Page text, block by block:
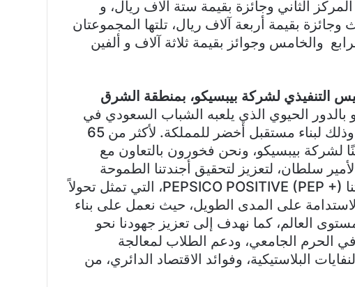
الثاني وجائزة بقيمة ستة آلاف ريال، و
وجائزة بقيمة أربعة آلاف ريال، تلتها المجموعتان
والخامس وجوائز بقيمة ثلاثة آلاف و ألفين
التنفيذي لشركة بيبسيكو، بمنطقة الشرق
بالدور الحيوي الذي يلعبه الشباب السعودي في
تنفيذ أهداف رؤية المملكة 2030، وذلك لبناء مستقبل أخضر للمملكة. لأكثر من 65
لشركة بيبسيكو، ونحن فخورون بالتعاون مع
سلطان، لتعزيز لتحقيق أجندتنا الطموحة
للاستدامة، وذلك انطلاقاً من مبادرتنا PEPSICO POSITIVE (PEP +)، التي تمثل تحولاً
الاستدامة على المدى الطويل، حيث نعمل على بناء
العالم، كما نهدف إلى تعزيز جهودنا نحو
الحرم الجامعي، ودعم الطلاب لمعالجة
البلاستيكية، وفوائد الاقتصاد الدائري، من